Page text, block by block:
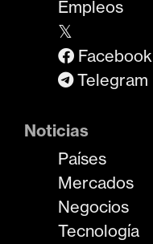
Empleos
𝕏
Facebook
Telegram
Noticias
Países
Mercados
Negocios
Tecnología